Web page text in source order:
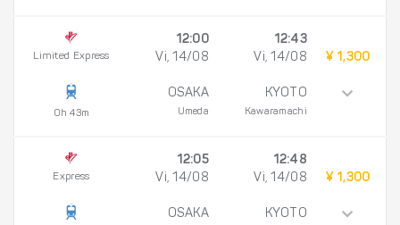
Limited Express
0h 43m
12:00
Vi, 14/08
OSAKA
Umeda
12:43
Vi, 14/08
KYOTO
Kawaramachi
¥ 1,300
Express
12:05
Vi, 14/08
OSAKA
12:48
Vi, 14/08
KYOTO
¥ 1,300